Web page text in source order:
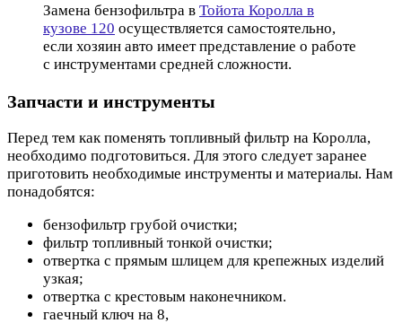
Замена бензофильтра в Тойота Королла в
кузове 120 осуществляется самостоятельно,
если хозяин авто имеет представление о работе
с инструментами средней сложности.
Запчасти и инструменты
Перед тем как поменять топливный фильтр на Королла,
необходимо подготовиться. Для этого следует заранее
приготовить необходимые инструменты и материалы. Нам
понадобятся:
бензофильтр грубой очистки;
фильтр топливный тонкой очистки;
отвертка с прямым шлицем для крепежных изделий
узкая;
отвертка с крестовым наконечником.
гаечный ключ на 8,